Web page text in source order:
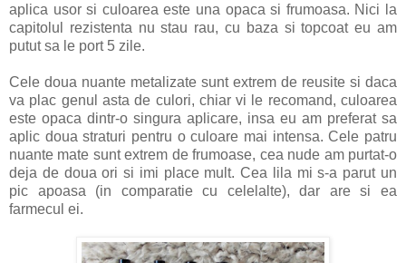
aplica usor si culoarea este una opaca si frumoasa. Nici la
capitolul rezistenta nu stau rau, cu baza si topcoat eu am
putut sa le port 5 zile.
Cele doua nuante metalizate sunt extrem de reusite si daca
va plac genul asta de culori, chiar vi le recomand, culoarea
este opaca dintr-o singura aplicare, insa eu am preferat sa
aplic doua straturi pentru o culoare mai intensa. Cele patru
nuante mate sunt extrem de frumoase, cea nude am purtat-o
deja de doua ori si imi place mult. Cea lila mi s-a parut un
pic apoasa (in comparatie cu celelalte), dar are si ea
farmecul ei.